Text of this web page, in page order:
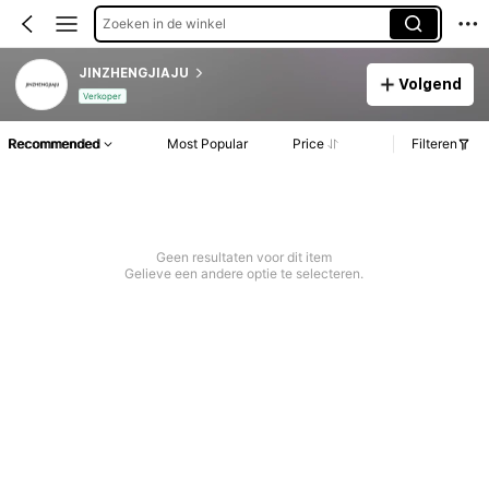
Zoeken in de winkel
JINZHENGJIAJU
Verkoper
Volgend
Recommended Most Popular Price Filteren
Geen resultaten voor dit item
Gelieve een andere optie te selecteren.